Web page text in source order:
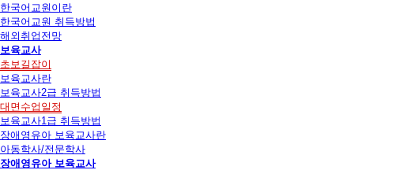
한국어교원이란
한국어교원 취득방법
해외취업전망
보육교사
초보길잡이
보육교사란
보육교사2급 취득방법
대면수업일정
보육교사1급 취득방법
장애영유아 보육교사란
아동학사/전문학사
장애영유아 보육교사